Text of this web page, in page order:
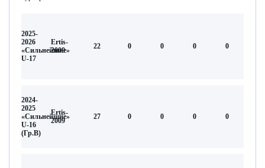
2025-
2026
«Сильнейшие»
U-17
Ertis-
2009
22 0 0 0 0
2024-
2025
«Сильнейшие»
U-16
(Гр.В)
Ertis-
2009
27 0 0 0 0